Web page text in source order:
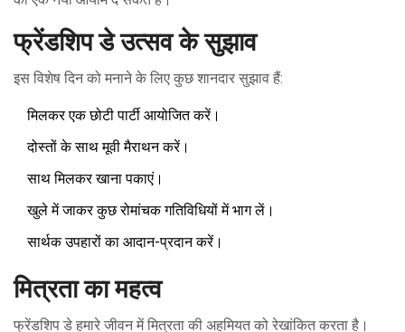
फ्रेंडशिप डे उत्सव के सुझाव
इस विशेष दिन को मनाने के लिए कुछ शानदार सुझाव हैं:
मिलकर एक छोटी पार्टी आयोजित करें।
दोस्तों के साथ मूवी मैराथन करें।
साथ मिलकर खाना पकाएं।
खुले में जाकर कुछ रोमांचक गतिविधियों में भाग लें।
सार्थक उपहारों का आदान-प्रदान करें।
मित्रता का महत्व
फ्रेंडशिप डे हमारे जीवन में मित्रता की अहमियत को रेखांकित करता है।